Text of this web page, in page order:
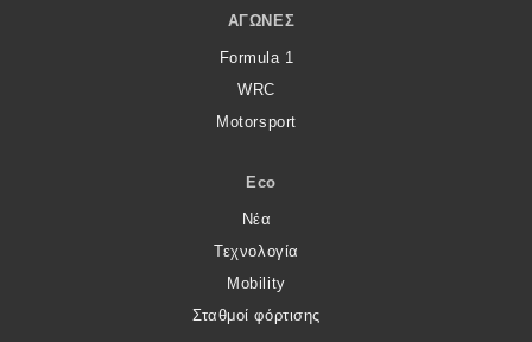
ΑΓΏΝΕΣ
Formula 1
WRC
Motorsport
Eco
Νέα
Τεχνολογία
Mobility
Σταθμοί φόρτισης